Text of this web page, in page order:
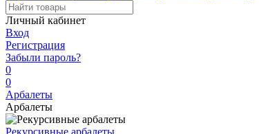
Личный кабинет
Вход
Регистрация
Забыли пароль?
0
0
Арбалеты
Арбалеты
Рекурсивные арбалеты